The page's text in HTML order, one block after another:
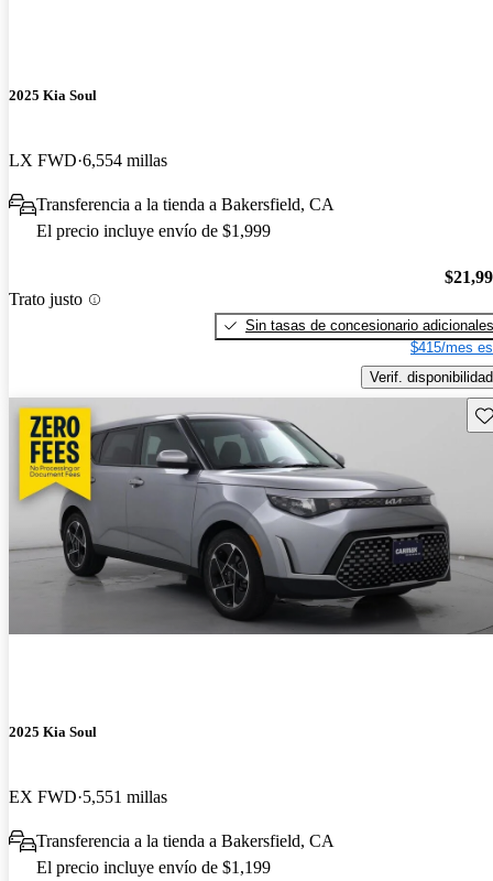
2025 Kia Soul
LX FWD 6,554 millas
Transferencia a la tienda a Bakersfield, CA
El precio incluye envío de $1,999
Trato justo
Sin tasas de concesionario adicionales
$415/mes
Verif. disponibilidad
2025 Kia Soul
EX FWD 5,551 millas
Transferencia a la tienda a Bakersfield, CA
El precio incluye envío de $1,199